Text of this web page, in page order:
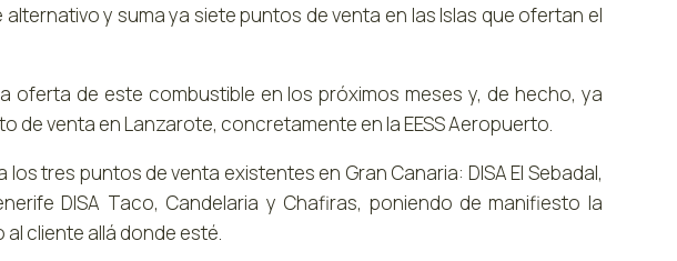
y suma ya siete puntos de venta en las Islas que ofertan el
oferta de este combustible en los próximos meses y, de hecho, ya
de venta en Lanzarote, concretamente en la EESS Aeropuerto.
tres puntos de venta existentes en Gran Canaria: DISA El Sebadal,
DISA Taco, Candelaria y Chafiras, poniendo de manifiesto la
cliente allá donde esté.